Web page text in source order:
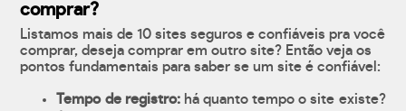
comprar?
Listamos mais de 10 sites seguros e confiáveis pra você
comprar, deseja comprar em outro site? Então veja os
pontos fundamentais para saber se um site é confiável:
Tempo de registro:há quanto tempo o site existe?